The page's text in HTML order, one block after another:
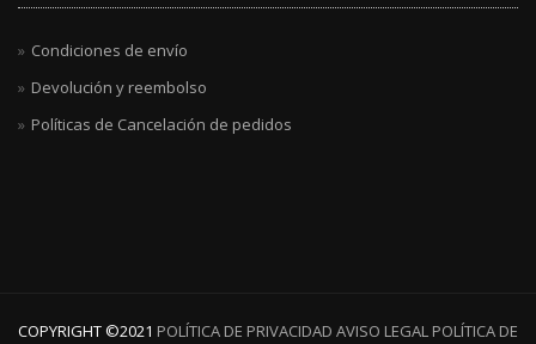
Condiciones de envío
Devolución y reembolso
Políticas de Cancelación de pedidos
COPYRIGHT ©️2021 POLÍTICA DE PRIVACIDAD AVISO LEGAL POLÍTICA DE